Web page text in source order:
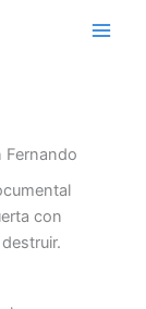
Fernando
con